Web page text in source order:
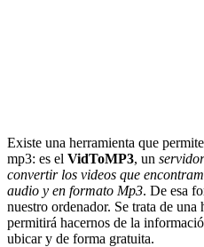
Existe una herramienta que
mp3: es el VidToMP3, un
convertir los videos que
audio y en formato Mp3. De esa
nuestro ordenador. Se trata de
permitirá hacernos de la
ubicar y de forma gratuita.